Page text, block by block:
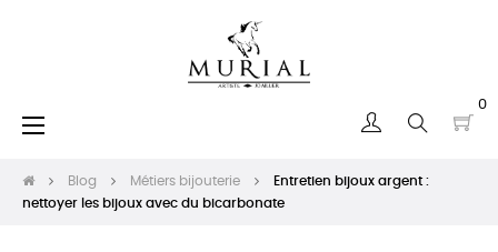
0
Basculer
☰
Blog Métiers bijouterie
Entretien bijoux argent :
nettoyer les bijoux avec du bicarbonate